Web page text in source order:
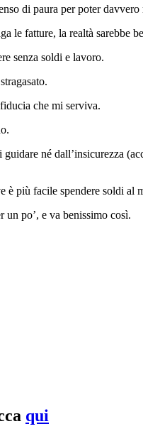
di paura per poter
le fatture, la realtà sarebbe
senza soldi e lavoro.
che mi serviva.
né dall’insicurezza
è più facile spendere soldi al
po’, e va benissimo così.
qui